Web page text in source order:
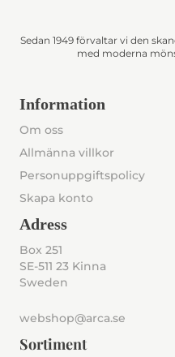
Sedan 1949 förvaltar vi den
med moderna
Information
Om oss
Allmänna villkor
Personuppgiftspolicy
Skapa konto
Adress
Box 251
SE-511 23 Kinna
Sweden
webshop@arca.se
Sortiment